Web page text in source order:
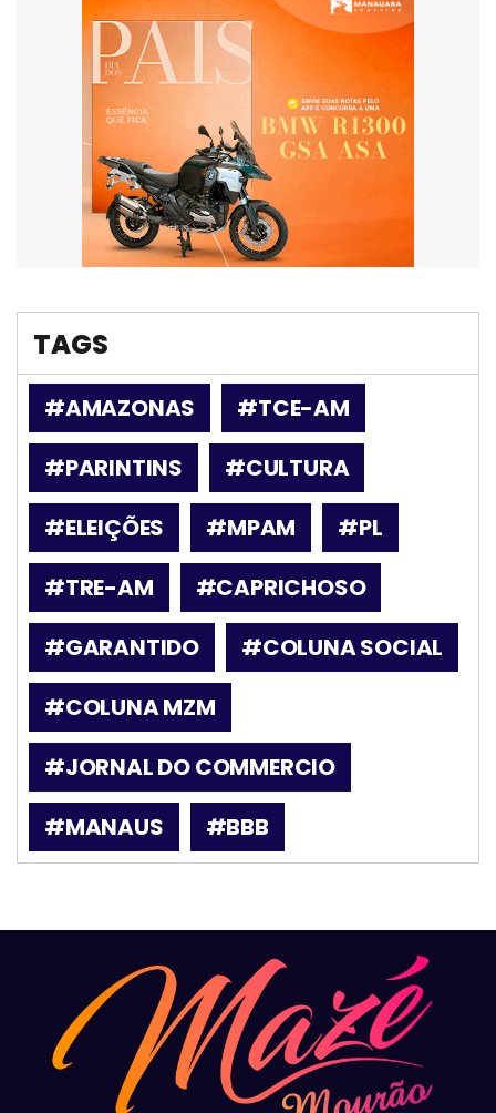
TAGS
#AMAZONAS
#TCE-AM
#PARINTINS
#CULTURA
#ELEIÇÕES
#MPAM
#PL
#TRE-AM
#CAPRICHOSO
#GARANTIDO
#COLUNA SOCIAL
#COLUNA MZM
#JORNAL DO COMMERCIO
#MANAUS
#BBB